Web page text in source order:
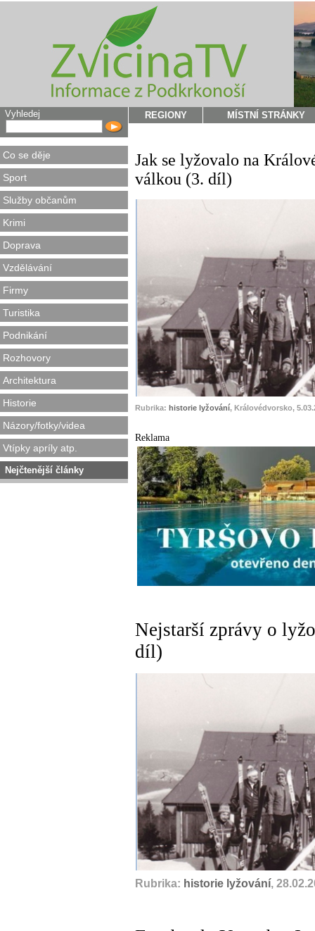
Vyhledej
Co se děje
Sport
Služby občanům
Krimi
Doprava
Vzdělávání
Firmy
Turistika
Podnikání
Rozhovory
Architektura
Historie
Názory/fotky/videa
Vtípky apríly atp.
Nejčtenější články
REGIONY MÍSTNÍ STRÁNKY
Jak se lyžovalo na
válkou (3. díl)
Rubrika: historie lyžování, Královédvorsko,
Reklama
Nejstarší zprávy o
díl)
Rubrika: historie lyžování,